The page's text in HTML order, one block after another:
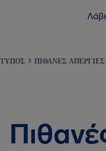
ΤΎΠΟΣ ΠΙΘΑΝΈΣ